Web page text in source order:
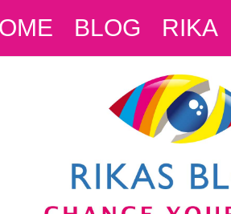
BLOG RIKA